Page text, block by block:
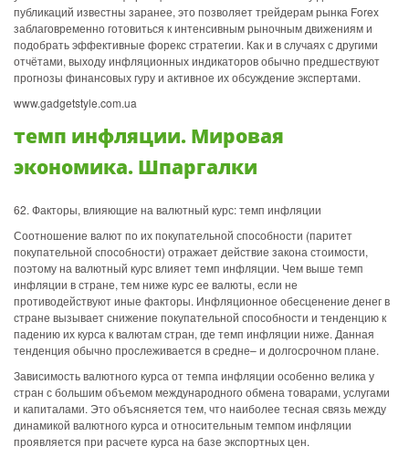
публикаций известны заранее, это позволяет трейдерам рынка Forex
заблаговременно готовиться к интенсивным рыночным движениям и
подобрать эффективные форекс стратегии. Как и в случаях с другими
отчётами, выходу инфляционных индикаторов обычно предшествуют
прогнозы финансовых гуру и активное их обсуждение экспертами.
www.gadgetstyle.com.ua
темп инфляции. Мировая
экономика. Шпаргалки
62. Факторы, влияющие на валютный курс: темп инфляции
Соотношение валют по их покупательной способности (паритет
покупательной способности) отражает действие закона стоимости,
поэтому на валютный курс влияет темп инфляции. Чем выше темп
инфляции в стране, тем ниже курс ее валюты, если не
противодействуют иные факторы. Инфляционное обесценение денег в
стране вызывает снижение покупательной способности и тенденцию к
падению их курса к валютам стран, где темп инфляции ниже. Данная
тенденция обычно прослеживается в средне– и долгосрочном плане.
Зависимость валютного курса от темпа инфляции особенно велика у
стран с большим объемом международного обмена товарами, услугами
и капиталами. Это объясняется тем, что наиболее тесная связь между
динамикой валютного курса и относительным темпом инфляции
проявляется при расчете курса на базе экспортных цен.